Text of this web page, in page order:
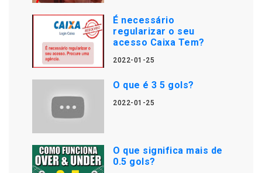
É necessário
regularizar o seu
acesso Caixa Tem?
2022-01-25
O que é 3 5 gols?
2022-01-25
O que significa mais de
0.5 gols?